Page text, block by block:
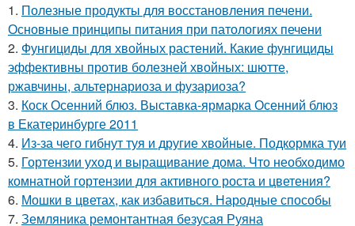
1. Полезные продукты для восстановления печени.
Основные принципы питания при патологиях печени
2. Фунгициды для хвойных растений. Какие фунгициды
эффективны против болезней хвойных: шютте,
ржавчины, альтернариоза и фузариоза?
3. Коск Осенний блюз. Выставка-ярмарка Осенний блюз
в Екатеринбурге 2011
4. Из-за чего гибнут туя и другие хвойные. Подкормка туи
5. Гортензии уход и выращивание дома. Что необходимо
комнатной гортензии для активного роста и цветения?
6. Мошки в цветах, как избавиться. Народные способы
7. Земляника ремонтантная безусая Руяна